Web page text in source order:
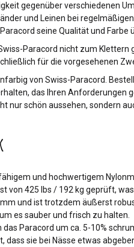
gegenüber verschiedenen
und Leinen bei
seine Qualität und Farbe
Paracord nicht zum Klettern
für die vorgesehenen
von Swiss-Paracord.
das Ihren Anforderungen
schön aussehen, sondern
und hochwertigem
von 425 lbs / 192 kg geprüft,
und ist trotzdem äußerst
es sauber und frisch zu halten.
Paracord um ca. 5-10%
sie bei Nässe etwas